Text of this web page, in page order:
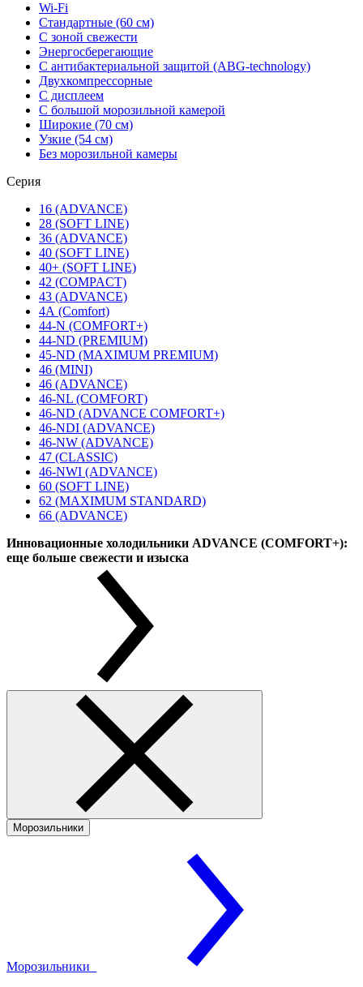
Wi-Fi
Стандартные (60 см)
С зоной свежести
Энергосберегающие
С антибактериальной защитой (ABG-technology)
Двухкомпрессорные
С дисплеем
С большой морозильной камерой
Широкие (70 см)
Узкие (54 см)
Без морозильной камеры
Серия
16 (ADVANCE)
28 (SOFT LINE)
36 (ADVANCE)
40 (SOFT LINE)
40+ (SOFT LINE)
42 (COMPACT)
43 (ADVANCE)
4А (Comfort)
44-N (COMFORT+)
44-ND (PREMIUM)
45-ND (MAXIMUM PREMIUM)
46 (MINI)
46 (ADVANCE)
46-NL (COMFORT)
46-ND (ADVANCE COMFORT+)
46-NDI (ADVANCE)
46-NW (ADVANCE)
47 (CLASSIC)
46-NWI (ADVANCE)
60 (SOFT LINE)
62 (MAXIMUM STANDARD)
66 (ADVANCE)
Инновационные холодильники ADVANCE (COMFORT+):
еще больше свежести и изыска
Морозильники
Морозильники